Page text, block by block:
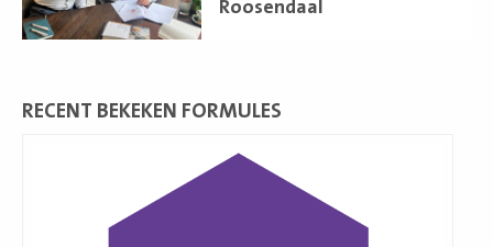
Roosendaal
RECENT BEKEKEN FORMULES